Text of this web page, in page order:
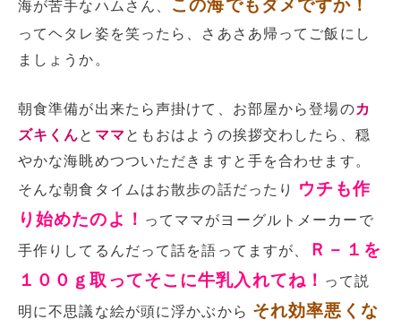
海が苦手なハムさん、 この海でもダメですか！
ってヘタレ姿を笑ったら、さあさあ帰ってご飯にし
ましょうか。
朝食準備が出来たら声掛けて、お部屋から登場のカ
ズキくんと ママ ともおはようの挨拶交わしたら、穏
やかな海眺めつついただきますと手を合わせます。
そんな朝食タイムはお散歩の話だったり
ウチも作
り始めたのよ！ ってママがヨーグルトメーカーで
手作りしてるんだって話を語ってますが、
Ｒ－１を
１００ｇ取ってそこに牛乳入れてね！ って説
明に不思議な絵が頭に浮かぶから それ効率悪くな